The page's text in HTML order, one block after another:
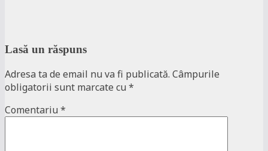
Lasă un răspuns
Adresa ta de email nu va fi publicată. Câmpurile
obligatorii sunt marcate cu *
Comentariu *